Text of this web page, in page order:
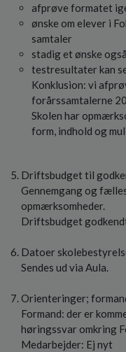
afprøve formatet
ønske om elever i
samtaler
stadig et ønske
testresultater kan
Konklusion: vi
forårssamtalerne
Skolen har
form, indhold og
Driftsbudget til
Gennemgang og
opmærksomheder.
Driftsbudget
Datoer
Sendes ud via Aula.
Orienteringer;
Formand: der er
høringssvar omkring
Medarbejder: Ej nyt